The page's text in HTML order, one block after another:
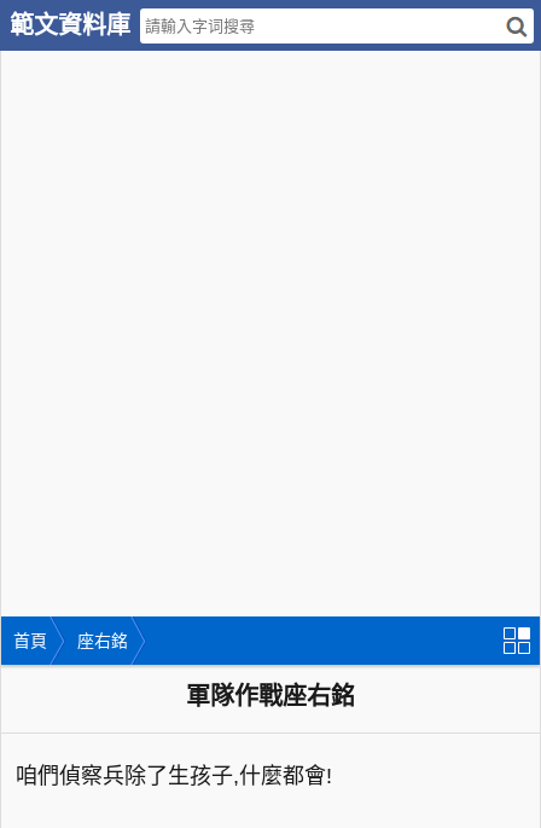
範文資料庫
首頁 座右銘
軍隊作戰座右銘
咱們偵察兵除了生孩子,什麼都會!